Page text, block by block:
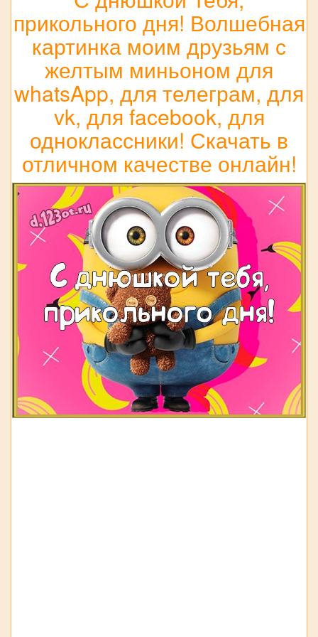
прикольного дня! Волшебная
картинка моим друзьям с
желтым миньоном для
whatsApp, для телеграм, для
vk, для facebook, для
одноклассники! Скачать в
отличном качестве онлайн!